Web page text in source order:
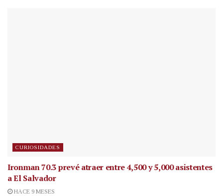
CURIOSIDADES
Ironman 70.3 prevé atraer entre 4,500 y 5,000 asistentes
a El Salvador
HACE 9 MESES